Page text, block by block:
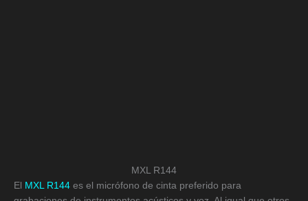
MXL R144
El MXL R144 es el micrófono de cinta preferido para